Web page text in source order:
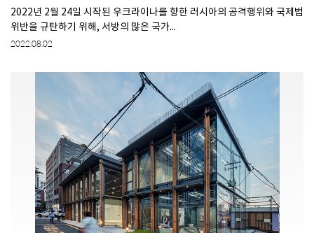
2022년 2월 24일 시작된 우크라이나를 향한 러시아의 공격행위와 국제법
위반을 규탄하기 위해, 서방의 많은 국가...
2022.08.02